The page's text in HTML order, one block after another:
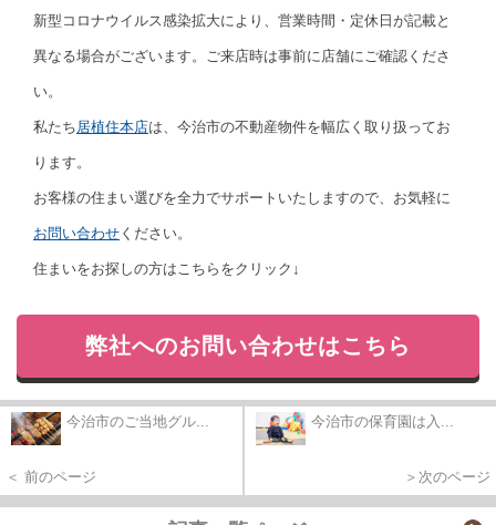
新型コロナウイルス感染拡大により、営業時間・定休日が記載と
異なる場合がございます。ご来店時は事前に店舗にご確認くださ
い。
私たち 居植住本店は、今治市の不動産物件を幅広く取り扱ってお
ります。
お客様の住まい選びを全力でサポートいたしますので、お気軽に
お問い合わせ ください。
住まいをお探しの方はこちらをクリック↓
弊社へのお問い合わせはこちら
今治市のご当地グル...
＜ 前のページ
今治市の保育園は入...
＞次のページ